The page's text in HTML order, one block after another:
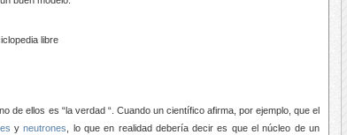
de ellos es “la verdad “. Cuando un científico afirma, por ejemplo, que el
yneutrones
, lo que en realidad debería decir es que el núcleo de un